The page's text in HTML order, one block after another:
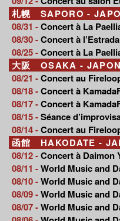
札幌 SAPORO -
08/31 -Concert à La
08/30 -Concert à
08/25 -Concert à La
大阪 OSAKA - JAPON
08/21 -Concert au
08/18 -Concert à
08/17 -Concert à
08/15 -Séance
08/14 -Concert au
函館 HAKODATE -
08/12 -Concert à Daimon
08/11 -World Music and
08/10 -World Music and
08/09 -World Music and
08/07 -World Music and